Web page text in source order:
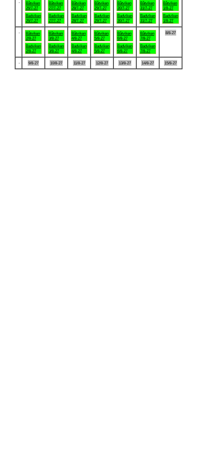
Båtviken
26/7-27
Badviken
26/7-27
Båtviken
27/7-27
Badviken
27/7-27
Båtviken
28/7-27
Badviken
28/7-27
Båtviken
29/7-27
Badviken
29/7-27
Båtviken
30/7-27
Badviken
30/7-27
Båtviken
31/7-27
Badviken
31/7-27
Båtviken
1/8-27
Badviken
1/8-27
Båtviken
2/8-27
Badviken
2/8-27
Båtviken
3/8-27
Badviken
3/8-27
Båtviken
4/8-27
Badviken
4/8-27
Båtviken
5/8-27
Badviken
5/8-27
Båtviken
6/8-27
Badviken
6/8-27
Båtviken
7/8-27
Badviken
7/8-27
8/8-27
9/8-27 10/8-27 11/8-27 12/8-27 13/8-27 14/8-27 15/8-27